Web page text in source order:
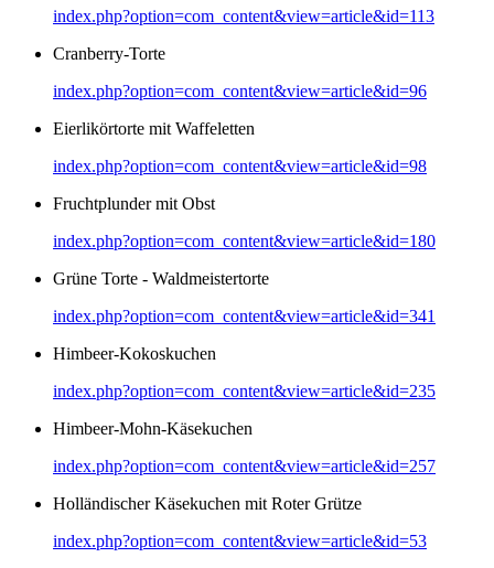
index.php?option=com_content&view=article&id=113
Cranberry-Torte
index.php?option=com_content&view=article&id=96
Eierlikörtorte mit Waffeletten
index.php?option=com_content&view=article&id=98
Fruchtplunder mit Obst
index.php?option=com_content&view=article&id=180
Grüne Torte - Waldmeistertorte
index.php?option=com_content&view=article&id=341
Himbeer-Kokoskuchen
index.php?option=com_content&view=article&id=235
Himbeer-Mohn-Käsekuchen
index.php?option=com_content&view=article&id=257
Holländischer Käsekuchen mit Roter Grütze
index.php?option=com_content&view=article&id=53